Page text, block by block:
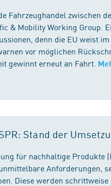
zwischen
& Mobility Working Group.
denn die EU weist
vor möglichen
gewinnt erneut an Fahrt.
Stand der
für nachhaltige Produkte
Anforderungen,
Diese werden